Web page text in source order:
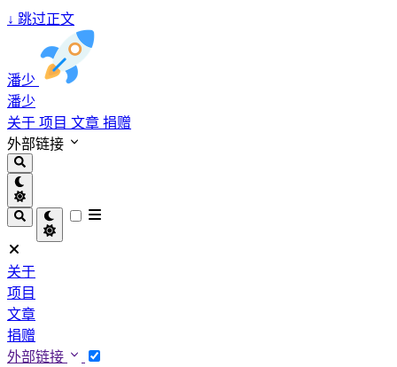
↓ 跳过正文
潘少
潘少
关于 项目 文章 捐赠
外部链接
关于
项目
文章
捐赠
外部链接